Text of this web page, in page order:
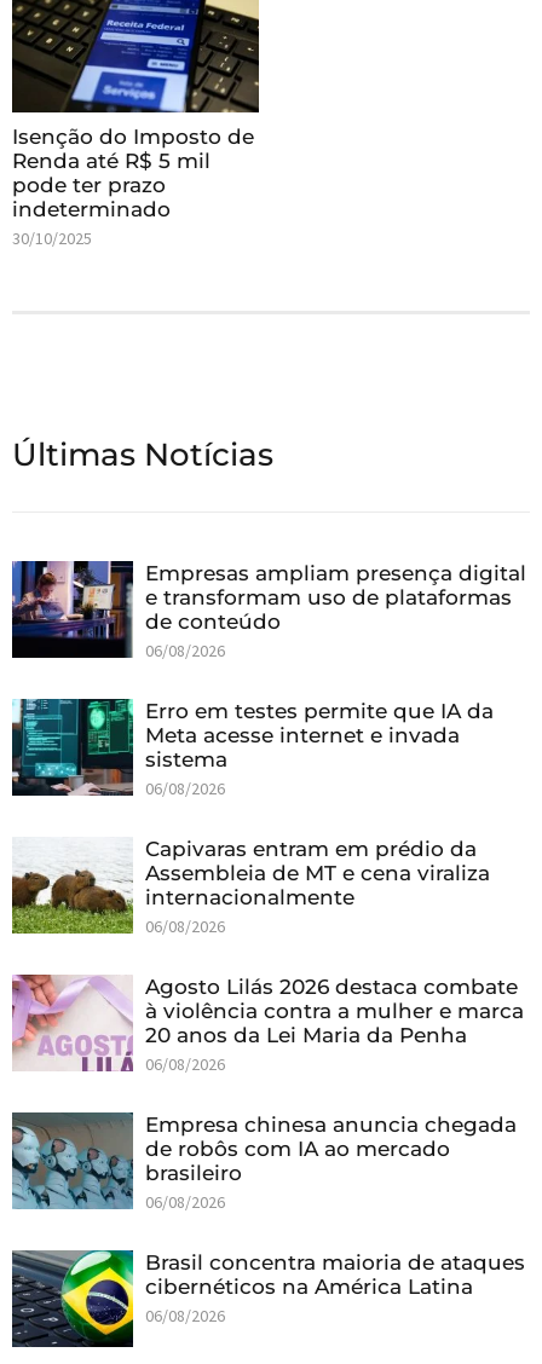
Isenção do Imposto de
Renda até R$ 5 mil
pode ter prazo
indeterminado
30/10/2025
Últimas Notícias
Empresas ampliam presença digital
e transformam uso de plataformas
de conteúdo
06/08/2026
Erro em testes permite que IA da
Meta acesse internet e invada
sistema
06/08/2026
Capivaras entram em prédio da
Assembleia de MT e cena viraliza
internacionalmente
06/08/2026
Agosto Lilás 2026 destaca combate
à violência contra a mulher e marca
20 anos da Lei Maria da Penha
06/08/2026
Empresa chinesa anuncia chegada
de robôs com IA ao mercado
brasileiro
06/08/2026
Brasil concentra maioria de ataques
cibernéticos na América Latina
06/08/2026